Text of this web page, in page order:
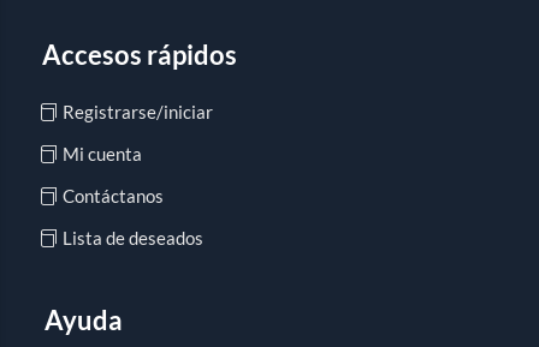
Accesos rápidos
Registrarse/iniciar
Mi cuenta
Contáctanos
Lista de deseados
Ayuda